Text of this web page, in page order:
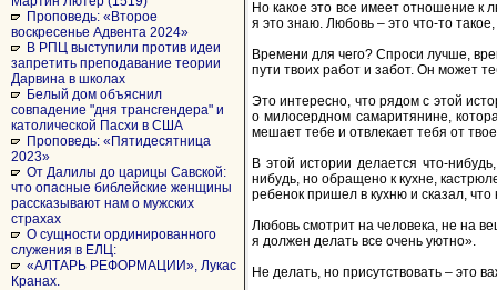
Проповедь: «Второе
воскресенье Адвента 2024»
В РПЦ выступили против идеи
запретить преподавание теории
Дарвина в школах
Белый дом объяснил
совпадение "дня трансгендера" и
католической Пасхи в США
Проповедь: «Пятидесятница
2023»
От Далилы до царицы Савской:
что опасные библейские женщины
рассказывают нам о мужских
страхах
О сущности ординированного
служения в ЕЛЦ:
«АЛТАРЬ РЕФОРМАЦИИ», Лукас
Кранах.
Но какое это все имеет отношение к
я это знаю. Любовь – это что-то
Времени для чего? Спроси лучше,
пути твоих работ и забот. Он может
Это интересно, что рядом с этой
о милосердном самаритянине,
мешает тебе и отвлекает тебя от
В этой истории делается что-
нибудь, но обращено к кухне,
ребенок пришел в кухню и сказал,
Любовь смотрит на человека, не на
я должен делать все очень уютно».
Не делать, но присутствовать – это